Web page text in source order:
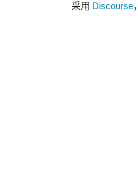
采用 Discourse